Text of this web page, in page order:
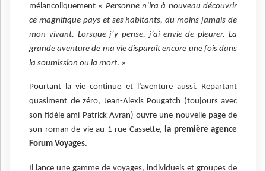
mélancoliquement « Personne n’ira à nouveau découvrir
ce magnifique pays et ses habitants, du moins jamais de
mon vivant. Lorsque j’y pense, j’ai envie de pleurer. La
grande aventure de ma vie disparaît encore une fois dans
la soumission ou la mort. »
Pourtant la vie continue et l’aventure aussi. Repartant
quasiment de zéro, Jean-Alexis Pougatch (toujours avec
son fidèle ami Patrick Avran) ouvre une nouvelle page de
son roman de vie au 1 rue Cassette, la première agence
Forum Voyages.
Il lance une gamme de voyages, individuels et groupes de